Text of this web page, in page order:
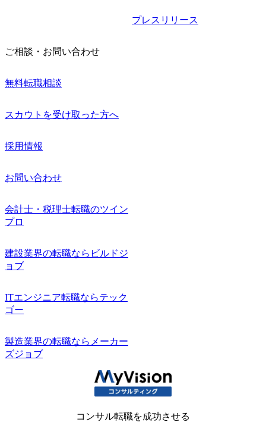
プレスリリース
ご相談・お問い合わせ
無料転職相談
スカウトを受け取った方へ
採用情報
お問い合わせ
会計士・税理士転職のツイン
プロ
建設業界の転職ならビルドジ
ョブ
ITエンジニア転職ならテック
ゴー
製造業界の転職ならメーカー
ズジョブ
コンサル転職を成功させる